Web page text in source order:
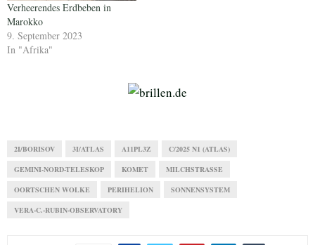
Verheerendes Erdbeben in
Marokko
9. September 2023
In "Afrika"
2I/BORISOV 3I/ATLAS A11PL3Z C/2025 N1 (ATLAS)
GEMINI-NORD-TELESKOP KOMET MILCHSTRASSE
OORTSCHEN WOLKE PERIHELION SONNENSYSTEM
VERA-C.-RUBIN-OBSERVATORY